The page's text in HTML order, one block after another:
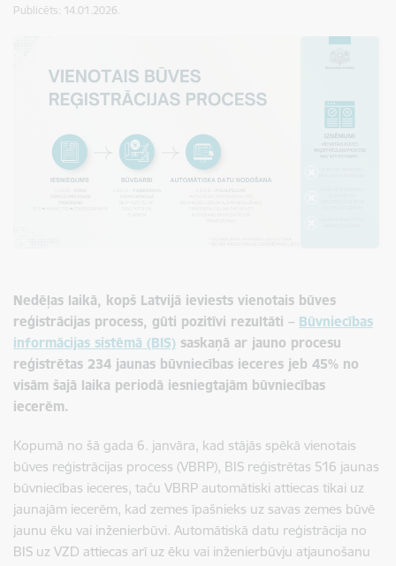
Publicēts: 14.01.2026.
Nedēļas laikā, kopš Latvijā ieviests vienotais būves
reģistrācijas process, gūti pozitīvi rezultāti – Būvniecības
informācijas sistēmā (BIS) saskaņā ar jauno procesu
reģistrētas 234 jaunas būvniecības ieceres jeb 45% no
visām šajā laika periodā iesniegtajām būvniecības
iecerēm.
Kopumā no šā gada 6. janvāra, kad stājās spēkā vienotais
būves reģistrācijas process (VBRP), BIS reģistrētas 516 jaunas
būvniecības ieceres, taču VBRP automātiski attiecas tikai uz
jaunajām iecerēm, kad zemes īpašnieks uz savas zemes būvē
jaunu ēku vai inženierbūvi. Automātiskā datu reģistrācija no
BIS uz VZD attiecas arī uz ēku vai inženierbūvju atjaunošanu